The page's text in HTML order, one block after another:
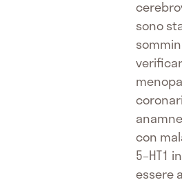
sono
con
5–HT1
essere